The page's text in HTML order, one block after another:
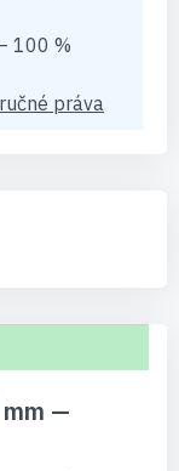
100 %
práva
—